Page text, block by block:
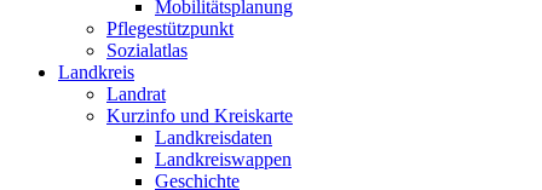
Mobilitätsplanung
Pflegestützpunkt
Sozialatlas
Landkreis
Landrat
Kurzinfo und Kreiskarte
Landkreisdaten
Landkreiswappen
Geschichte